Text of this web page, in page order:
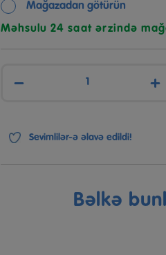
Mağazadan götürün
Məhsulu 24 saat ərzində
− +
Sevimlilər-ə əlavə edildi!
Bəlkə